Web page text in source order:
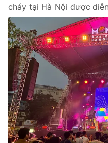
cháy tại Hà Nội được